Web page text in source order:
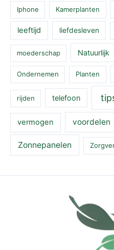
Iphone Kamerplanten
leeftijd liefdesleven
moederschap Natuurlijk
Ondernemen Planten
rijden telefoon
vermogen voordelen
Zonnepanelen